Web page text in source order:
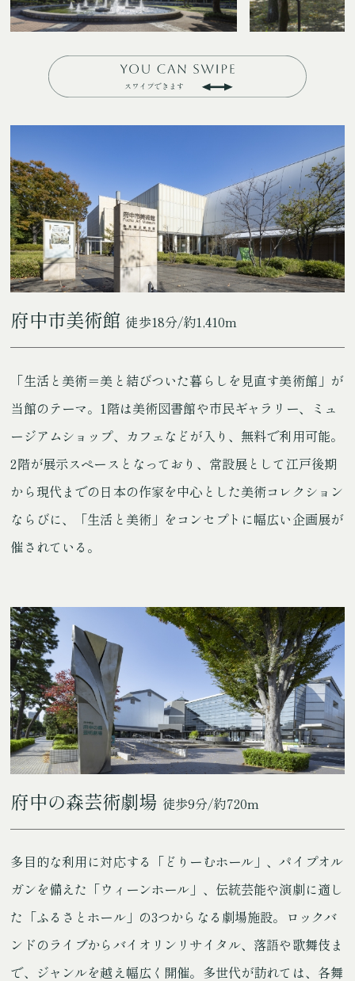
府中市美術館 徒歩18分/約1,410m
「生活と美術＝美と結びついた暮らしを見直す美術館」が
当館のテーマ。1階は美術図書館や市民ギャラリー、ミュ
ージアムショップ、カフェなどが入り、無料で利用可能。
2階が展示スペースとなっており、常設展として江戸後期
から現代までの日本の作家を中心とした美術コレクション
ならびに、「生活と美術」をコンセプトに幅広い企画展が
催されている。
府中の森芸術劇場 徒歩9分/約720m
多目的な利用に対応する「どりーむホール」、パイプオル
ガンを備えた「ウィーンホール」、伝統芸能や演劇に適し
た「ふるさとホール」の3つからなる劇場施設。ロックバ
ンドのライブからバイオリンリサイタル、落語や歌舞伎ま
で、ジャンルを越え幅広く開催。多世代が訪れては、各舞